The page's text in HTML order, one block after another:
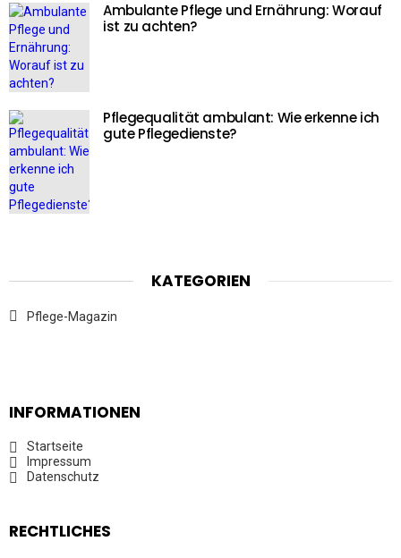
Ambulante Pflege und Ernährung: Worauf
ist zu achten?
Pflegequalität ambulant: Wie erkenne ich
gute Pflegedienste?
KATEGORIEN
Pflege-Magazin
INFORMATIONEN
Startseite
Impressum
Datenschutz
RECHTLICHES